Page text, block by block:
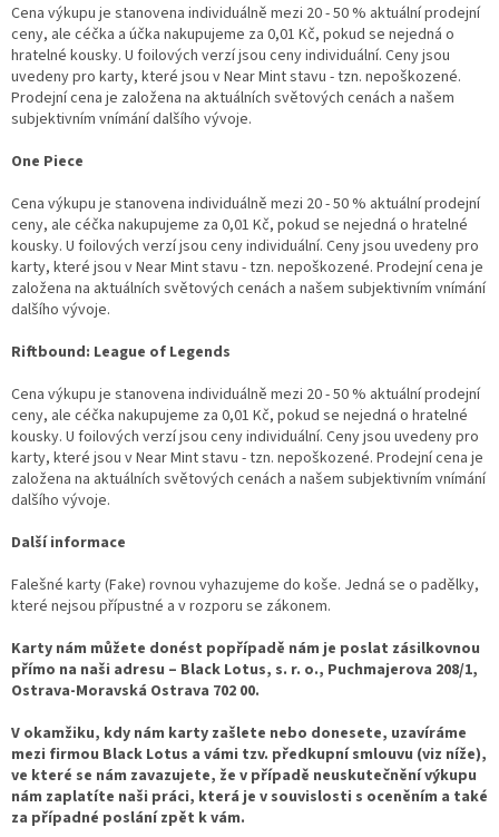
Cena výkupu je stanovena individuálně mezi 20 - 50 % aktuální prodejní
ceny, ale céčka a účka nakupujeme za 0,01 Kč, pokud se nejedná o
hratelné kousky. U foilových verzí jsou ceny individuální. Ceny jsou
uvedeny pro karty, které jsou v Near Mint stavu - tzn. nepoškozené.
Prodejní cena je založena na aktuálních světových cenách a našem
subjektivním vnímání dalšího vývoje.
One Piece
Cena výkupu je stanovena individuálně mezi 20 - 50 % aktuální prodejní
ceny, ale céčka nakupujeme za 0,01 Kč, pokud se nejedná o hratelné
kousky. U foilových verzí jsou ceny individuální. Ceny jsou uvedeny pro
karty, které jsou v Near Mint stavu - tzn. nepoškozené. Prodejní cena je
založena na aktuálních světových cenách a našem subjektivním vnímání
dalšího vývoje.
Riftbound: League of Legends
Cena výkupu je stanovena individuálně mezi 20 - 50 % aktuální prodejní
ceny, ale céčka nakupujeme za 0,01 Kč, pokud se nejedná o hratelné
kousky. U foilových verzí jsou ceny individuální. Ceny jsou uvedeny pro
karty, které jsou v Near Mint stavu - tzn. nepoškozené. Prodejní cena je
založena na aktuálních světových cenách a našem subjektivním vnímání
dalšího vývoje.
Další informace
Falešné karty (Fake) rovnou vyhazujeme do koše. Jedná se o padělky,
které nejsou přípustné a v rozporu se zákonem.
Karty nám můžete donést popřípadě nám je poslat zásilkovnou
přímo na naši adresu – Black Lotus, s. r. o., Puchmajerova 208/1,
Ostrava-Moravská Ostrava 702 00.
V okamžiku, kdy nám karty zašlete nebo donesete, uzavíráme
mezi firmou Black Lotus a vámi tzv. předkupní smlouvu (viz níže),
ve které se nám zavazujete, že v případě neuskutečnění výkupu
nám zaplatíte naši práci, která je v souvislosti s oceněním a také
za případné poslání zpět k vám.